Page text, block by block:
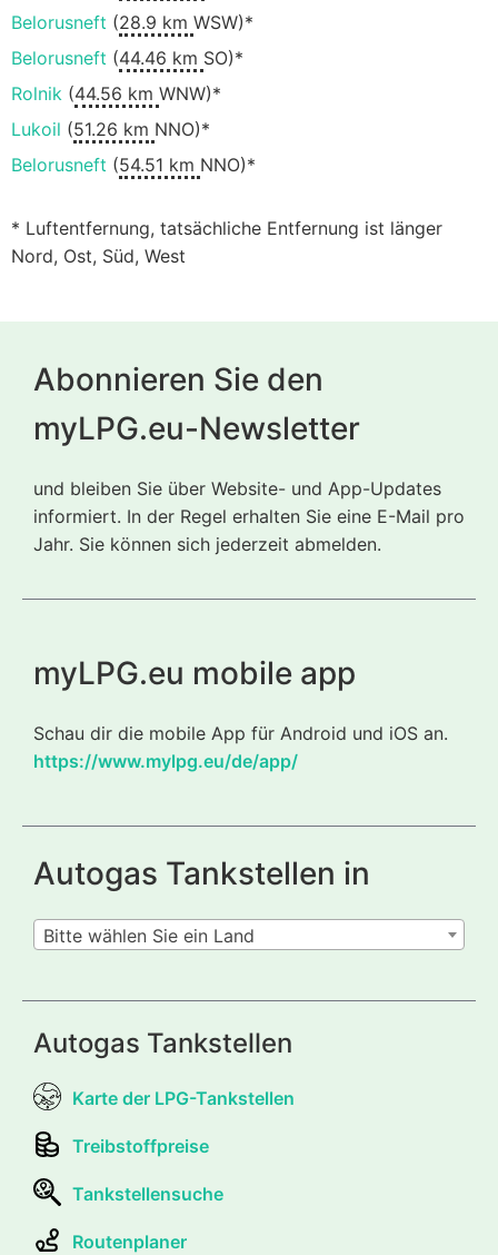
Belorusneft (28.9 km WSW)*
Belorusneft (44.46 km SO)*
Rolnik (44.56 km WNW)*
Lukoil (51.26 km NNO)*
Belorusneft (54.51 km NNO)*
* Luftentfernung, tatsächliche Entfernung ist länger
Nord, Ost, Süd, West
Abonnieren Sie den
myLPG.eu-Newsletter
und bleiben Sie über Website- und App-Updates
informiert. In der Regel erhalten Sie eine E-Mail pro
Jahr. Sie können sich jederzeit abmelden.
myLPG.eu mobile app
Schau dir die mobile App für Android und iOS an.
https://www.mylpg.eu/de/app/
Autogas Tankstellen in
Bitte wählen Sie ein Land
Autogas Tankstellen
Karte der LPG-Tankstellen
Treibstoffpreise
Tankstellensuche
Routenplaner